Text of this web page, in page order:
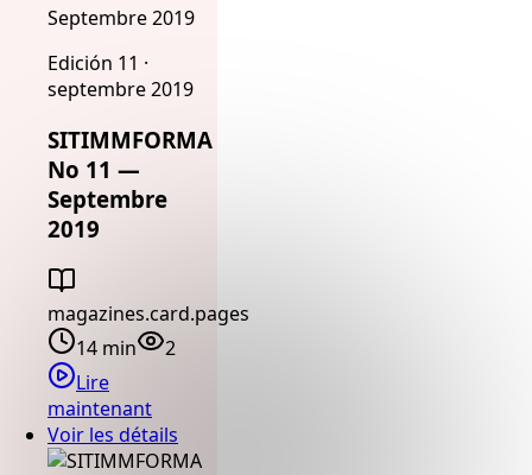
Septembre 2019
Edición 11 ·
septembre 2019
SITIMMFORMA
No 11 —
Septembre
2019
magazines.card.pages
14 min
2
Lire
maintenant
Voir les détails